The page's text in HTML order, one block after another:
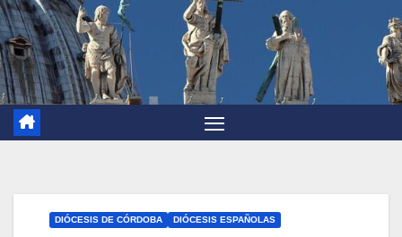
DIÓCESIS DE CÓRDOBA DIÓCESIS ESPAÑOLAS